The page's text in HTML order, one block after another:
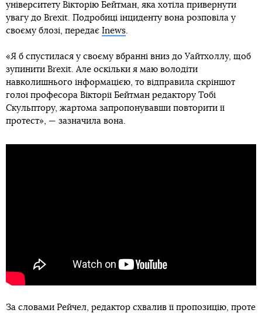
університету Вікторію Бейтман, яка хотіла привернути
увагу до Brexit. Подробиці інциденту вона розповіла у
своєму блозі, передає Inews.
«Я б спустилася у своєму вбранні вниз до Уайтхоллу, щоб
зупинити Brexit. Але оскільки я маю володіти
навколишнього інформацією, то відправила скріншот
голої професора Вікторії Бейтман редактору Тобі
Скульптору, жартома запропонувавши повторити її
протест», — зазначила вона.
За словами Рейчел, редактор схвалив її пропозицію, проте